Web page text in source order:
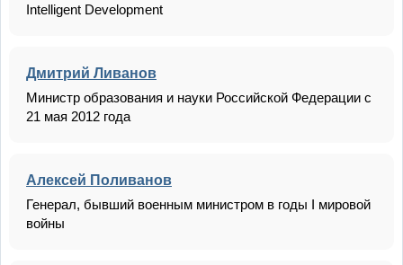
Intelligent Development
Дмитрий Ливанов
Министр образования и науки Российской Федерации с
21 мая 2012 года
Алексей Поливанов
Генерал, бывший военным министром в годы I мировой
войны